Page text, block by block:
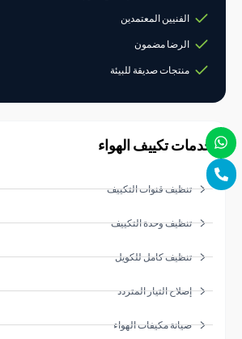
الفنيين المعتمدين
الرضا مضمون
منتجات صديقة للبيئة
تكييف الهواء
تنظيف قنوات التكييف
تنظيف وحدة التكييف
تنظيف كامل للكويل
إصلاح التيار المتردد
صيانة مكيفات الهواء